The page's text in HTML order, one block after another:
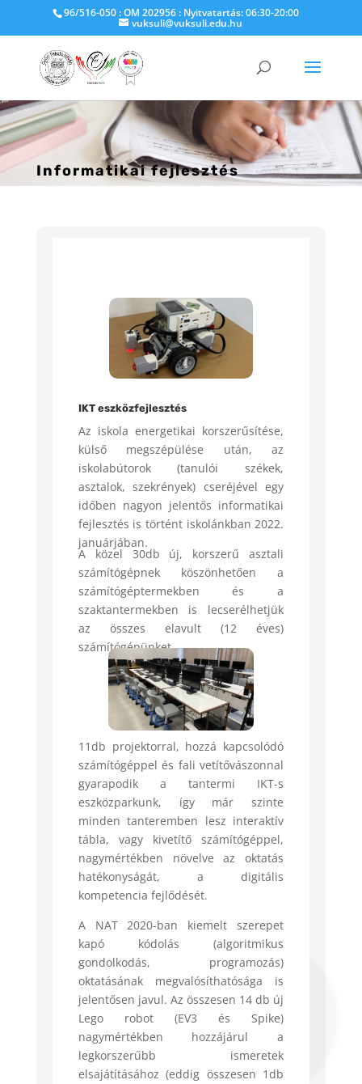
96/516-050 : OM 202956 : Nyitvatartás: 06:30-20:00
vuksuli@vuksuli.edu.hu
Informatikai fejlesztés
IKT eszközfejlesztés
Az iskola energetikai korszerűsítése,
külső megszépülése után, az
iskolabútorok (tanulói székek,
asztalok, szekrények) cseréjével egy
időben nagyon jelentős informatikai
fejlesztés is történt iskolánkban 2022.
januárjában.
A közel 30db új, korszerű asztali
számítógépnek köszönhetően a
számítógéptermekben és a
szaktantermekben is lecserélhetjük
az összes elavult (12 éves)
számítógépünket.
11db projektorral, hozzá kapcsolódó
számítógéppel és fali vetítővászonnal
gyarapodik a tantermi IKT-s
eszközparkunk, így már szinte
minden tanteremben lesz interaktív
tábla, vagy kivetítő számítógéppel,
nagymértékben növelve az oktatás
hatékonyságát, a digitális
kompetencia fejlődését.
A NAT 2020-ban kiemelt szerepet
kapó kódolás (algoritmikus
gondolkodás, programozás)
oktatásának megvalósíthatósága is
jelentősen javul. Az összesen 14 db új
Lego robot (EV3 és Spike)
nagymértékben hozzájárul a
legkorszerűbb ismeretek
elsajátításához (eddig összesen 1db